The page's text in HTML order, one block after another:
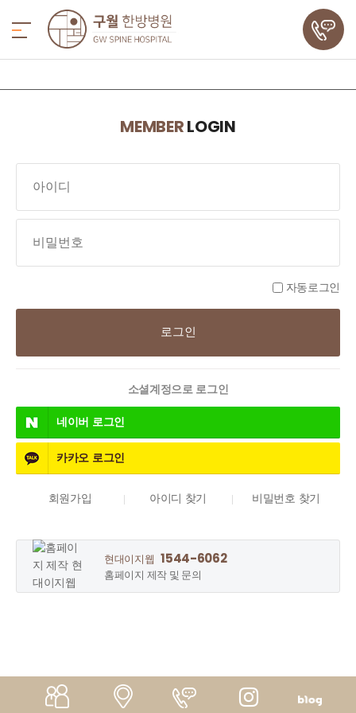
MEMBERLOGIN
자동로그인
소셜계정으로 로그인
네이버 로그인
카카오 로그인
회원가입 아이디 찾기 비밀번호 찾기
현대이지웹 1544-6062
홈페이지 제작 및 문의